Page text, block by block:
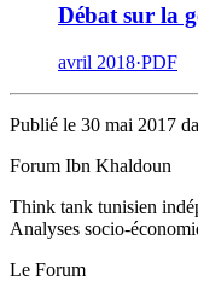
Débat sur la
avril 2018·PDF
Publié le 30 mai 2017
Forum Ibn Khaldoun
Think tank tunisien
Analyses socio-
Le Forum